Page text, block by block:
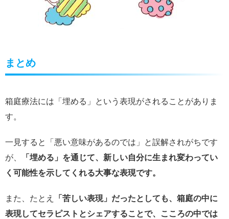
まとめ
箱庭療法には「埋める」という表現がされることがありま
す。
一見すると「悪い意味があるのでは」と誤解されがちです
が、
「埋める」を通じて、新しい自分に生まれ変わってい
く可能性を示してくれる大事な表現です。
また、たとえ
「苦しい表現」だったとしても、箱庭の中に
表現してセラピストとシェアすることで、こころの中では